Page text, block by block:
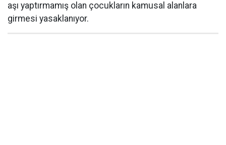
aşı yaptırmamış olan çocukların kamusal alanlara
girmesi yasaklanıyor.